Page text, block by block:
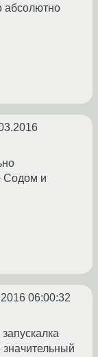
абсолютно
Содом и
06:00:32